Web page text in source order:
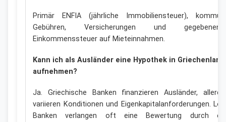
Primär ENFIA (jährliche Immobiliensteuer),
Gebühren, Versicherungen und
Einkommenssteuer auf Mieteinnahmen.
Kann ich als Ausländer eine Hypothek in Griechenland
aufnehmen?
Ja. Griechische Banken finanzieren Ausländer,
variieren Konditionen und Eigenkapitalanforderungen.
Banken verlangen oft eine Bewertung durch